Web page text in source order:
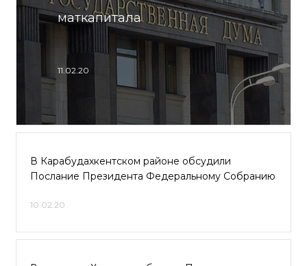
маткапитала
11.02.20
В Карабудахкентском районе обсудили
Послание Президента Федеральному Собранию
10.02.20